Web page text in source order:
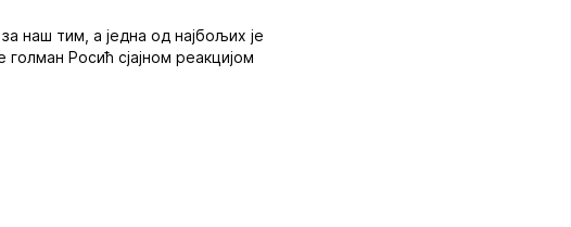
наш тим, а једна од најбољих је
Росић сјајном реакцијом